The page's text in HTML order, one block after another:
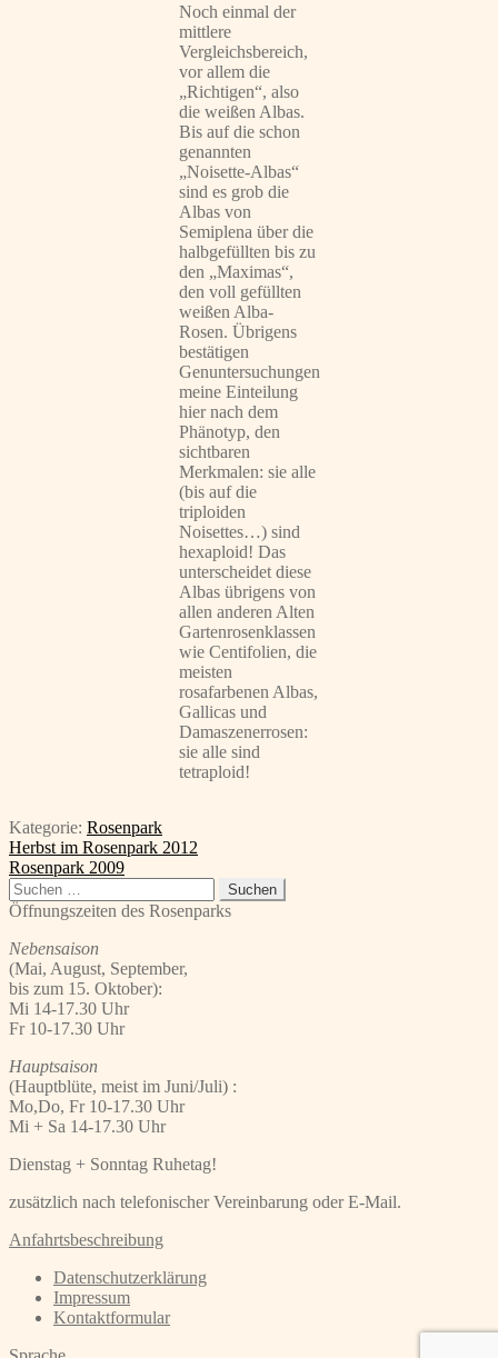
Noch einmal der
mittlere
Vergleichsbereich,
vor allem die
„Richtigen“, also
die weißen Albas.
Bis auf die schon
genannten
„Noisette-Albas“
sind es grob die
Albas von
Semiplena über die
halbgefüllten bis zu
den „Maximas“,
den voll gefüllten
weißen Alba-
Rosen. Übrigens
bestätigen
Genuntersuchungen
meine Einteilung
hier nach dem
Phänotyp, den
sichtbaren
Merkmalen: sie alle
(bis auf die
triploiden
Noisettes…) sind
hexaploid! Das
unterscheidet diese
Albas übrigens von
allen anderen Alten
Gartenrosenklassen
wie Centifolien, die
meisten
rosafarbenen Albas,
Gallicas und
Damaszenerrosen:
sie alle sind
tetraploid!
Kategorie: Rosenpark
Beitragsnavigation
Vorheriger
Beitrag:
Herbst im Rosenpark 2012
Nächster
Beitrag:
Rosenpark 2009
Suchen
nach:
Öffnungszeiten des Rosenparks
Nebensaison
(Mai, August, September,
bis zum 15. Oktober):
Mi 14-17.30 Uhr
Fr 10-17.30 Uhr
Hauptsaison
(Hauptblüte, meist im Juni/Juli) :
Mo,Do, Fr 10-17.30 Uhr
Mi + Sa 14-17.30 Uhr
Dienstag + Sonntag Ruhetag!
zusätzlich nach telefonischer Vereinbarung oder E-Mail.
Anfahrtsbeschreibung
Datenschutzerklärung
Impressum
Kontaktformular